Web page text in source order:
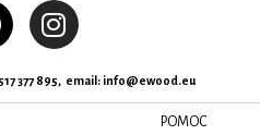
377 895, email: info@ewood.eu
POMOC